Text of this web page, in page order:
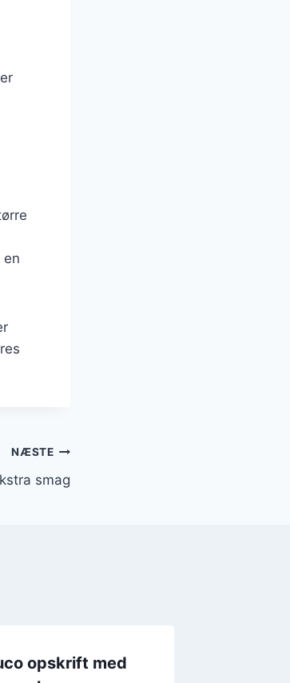
en
NÆSTE
smag
opskrift med